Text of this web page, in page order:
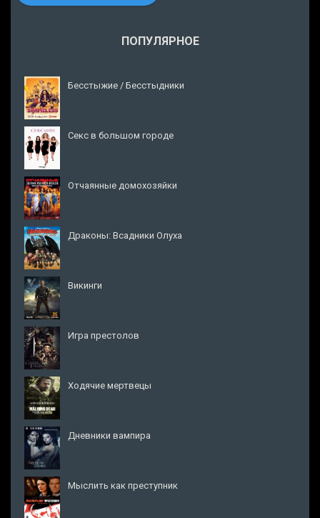
ПОПУЛЯРНОЕ
Бесстыжие / Бесстыдники
Секс в большом городе
Отчаянные домохозяйки
Драконы: Всадники Олуха
Викинги
Игра престолов
Ходячие мертвецы
Дневники вампира
Мыслить как преступник